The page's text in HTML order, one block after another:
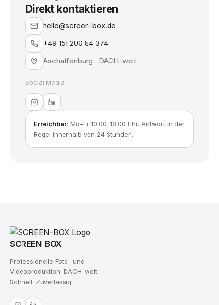
Direkt kontaktieren
hello@screen-box.de
+49 151 200 84 374
Aschaffenburg · DACH-weit
Social Media
Erreichbar: Mo–Fr 10:00–18:00 Uhr. Antwort in der
Regel innerhalb von 24 Stunden.
SCREEN-BOX
Professionelle Foto- und
Videoproduktion. DACH-weit.
Schnell. Zuverlässig.